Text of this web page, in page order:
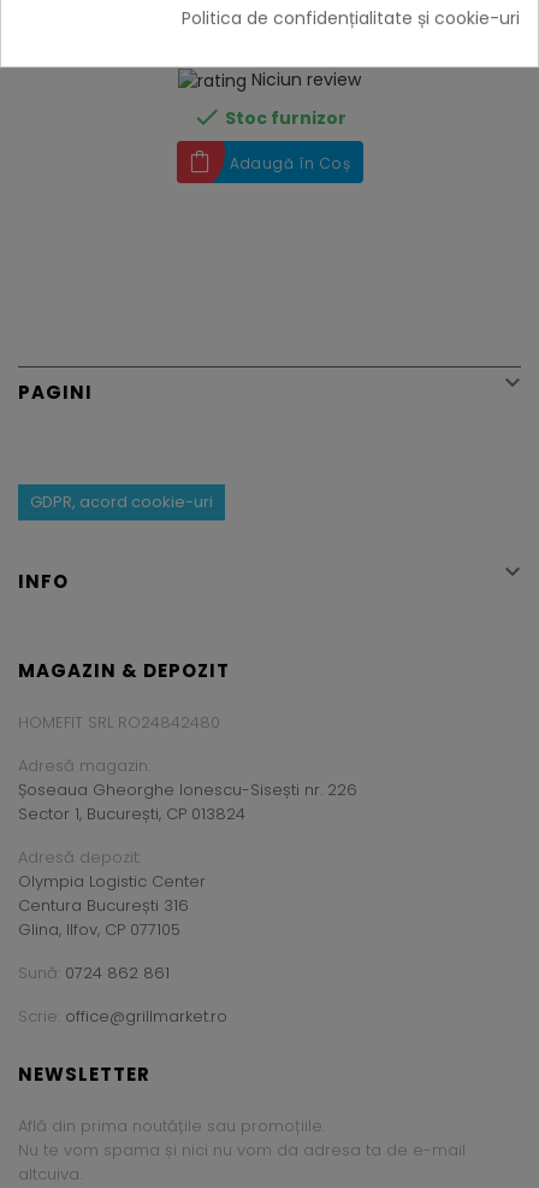
Busola de suprapus peste harta Coghlans - C8162
Niciun review
 Stoc furnizor
Adaugă în Coș
PAGINI 
GDPR, acord cookie-uri
INFO 
MAGAZIN & DEPOZIT
HOMEFIT SRL RO24842480
Adresă magazin:
Șoseaua Gheorghe Ionescu-Sisești nr. 226
Sector 1, București, CP 013824
Adresă depozit:
Olympia Logistic Center
Centura București 316
Glina, Ilfov, CP 077105
Sună: 0724 862 861
Scrie: office@grillmarket.ro
NEWSLETTER
Află din prima noutățile sau promoțiile.
Nu te vom spama și nici nu vom da adresa ta de e-mail
altcuiva.
Politica de confidențialitate și cookie-uri